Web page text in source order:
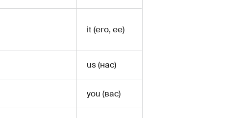
it (его, ее)
us (нас)
you (вас)